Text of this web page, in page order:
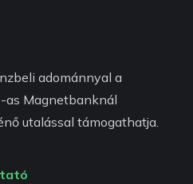
adománnyal a
Magnetbanknál
utalással támogathatja.